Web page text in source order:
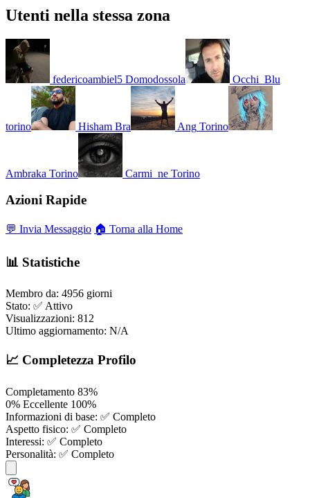
Utenti nella stessa zona
federicoambiel5 Domodossola Occhi_Blu
torino Hisham Bra Ang Torino
Ambraka Torino Carmi_ne Torino
Azioni Rapide
💬 Invia Messaggio 🏠 Torna alla Home
📊 Statistiche
Membro da: 4956 giorni
Stato: ✅ Attivo
Visualizzazioni: 812
Ultimo aggiornamento: N/A
📈 Completezza Profilo
Completamento 83%
0% Eccellente 100%
Informazioni di base: ✅ Completo
Aspetto fisico: ✅ Completo
Interessi: ✅ Completo
Personalità: ✅ Completo